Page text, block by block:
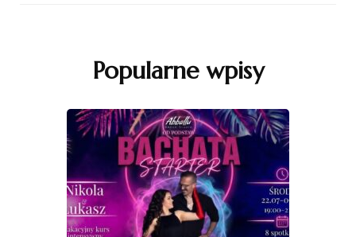
Popularne wpisy